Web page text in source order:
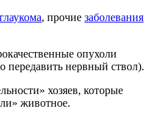
глаукома, прочие заболевания
опухоли
передавить нервный ствол).
хозяев, которые
животное.